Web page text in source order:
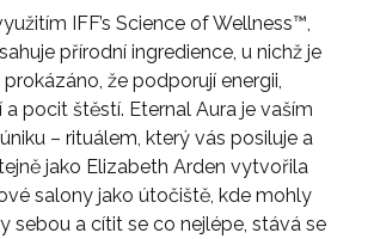
IFF’s Science of Wellness™,
přírodní ingredience, u nichž je
že podporují energii,
pocit štěstí. Eternal Aura je vaším
– rituálem, který vás posiluje a
jako Elizabeth Arden vytvořila
salony jako útočiště, kde mohly
sebou a cítit se co nejlépe, stává se